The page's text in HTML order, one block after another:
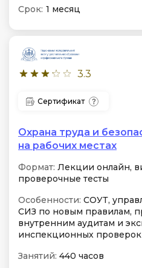
Срок: 1 месяц
3.3
Сертификат
Охрана труда и
на рабочих местах
Формат: Лекции онлайн,
проверочные тесты
Особенности: СОУТ,
СИЗ по новым правилам,
внутренним аудитам и
инспекционных
Занятий: 440 часов